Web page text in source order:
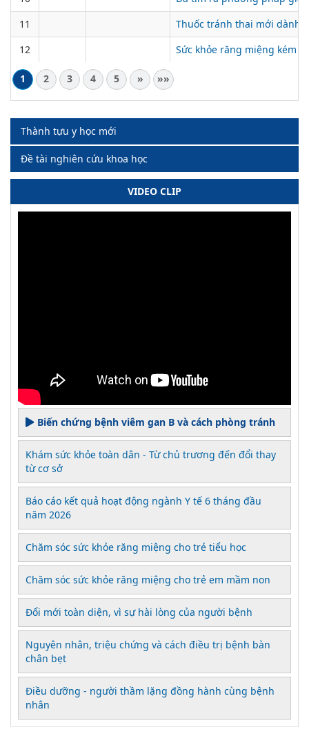
11
Thuốc tránh thai mới dành
12
Sức khỏe răng miệng kém
1 2 3 4 5 » »»
Thành tựu y học mới
Đề tài nghiên cứu khoa học
VIDEO CLIP
Biến chứng bệnh viêm gan B và cách phòng tránh
Khám sức khỏe toàn dân - Từ chủ trương đến đổi thay
từ cơ sở
Báo cáo kết quả hoạt động ngành Y tế 6 tháng đầu
năm 2026
Chăm sóc sức khỏe răng miệng cho trẻ tiểu học
Chăm sóc sức khỏe răng miệng cho trẻ em mầm non
Đổi mới toàn diện, vì sự hài lòng của người bệnh
Nguyên nhân, triệu chứng và cách điều trị bệnh bàn
chân bẹt
Điều dưỡng - người thầm lặng đồng hành cùng bệnh
nhân